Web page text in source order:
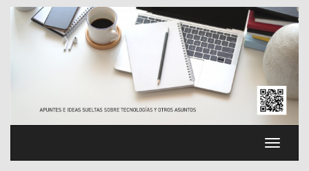
Saltar
contenido